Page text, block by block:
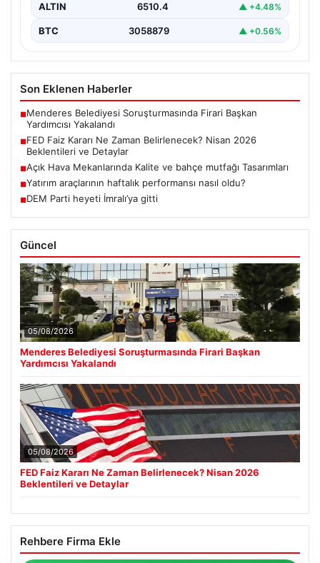
ALTIN 6510.4 ▲ +4.48%
BTC 3058879 ▲ +0.56%
Son Eklenen Haberler
■Menderes Belediyesi Soruşturmasında Firari Başkan
Yardımcısı Yakalandı
■FED Faiz Kararı Ne Zaman Belirlenecek? Nisan 2026
Beklentileri ve Detaylar
■Açık Hava Mekanlarında Kalite ve bahçe mutfağı Tasarımları
■Yatırım araçlarının haftalık performansı nasıl oldu?
■DEM Parti heyeti İmralı’ya gitti
Güncel
05/08/2026
Menderes Belediyesi Soruşturmasında Firari Başkan
Yardımcısı Yakalandı
05/08/2026
FED Faiz Kararı Ne Zaman Belirlenecek? Nisan 2026
Beklentileri ve Detaylar
Rehbere Firma Ekle